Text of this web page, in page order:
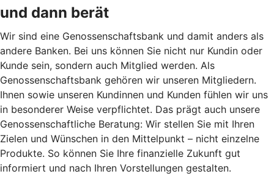
und dann berät
Wir sind eine Genossenschaftsbank und damit anders als
andere Banken. Bei uns können Sie nicht nur Kundin oder
Kunde sein, sondern auch Mitglied werden. Als
Genossenschaftsbank gehören wir unseren Mitgliedern.
Ihnen sowie unseren Kundinnen und Kunden fühlen wir uns
in besonderer Weise verpflichtet. Das prägt auch unsere
Genossenschaftliche Beratung: Wir stellen Sie mit Ihren
Zielen und Wünschen in den Mittelpunkt – nicht einzelne
Produkte. So können Sie Ihre finanzielle Zukunft gut
informiert und nach Ihren Vorstellungen gestalten.